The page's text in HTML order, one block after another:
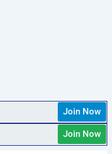
Join Now
Join Now